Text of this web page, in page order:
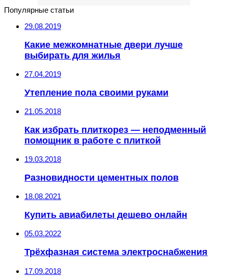
Популярные статьи
29.08.2019
Какие межкомнатные двери лучше
выбирать для жилья
27.04.2019
Утепление пола своими руками
21.05.2018
Как избрать плиткорез — неподменный
помощник в работе с плиткой
19.03.2018
Разновидности цементных полов
18.08.2021
Купить авиабилеты дешево онлайн
05.03.2022
Трёхфазная система электроснабжения
17.09.2018